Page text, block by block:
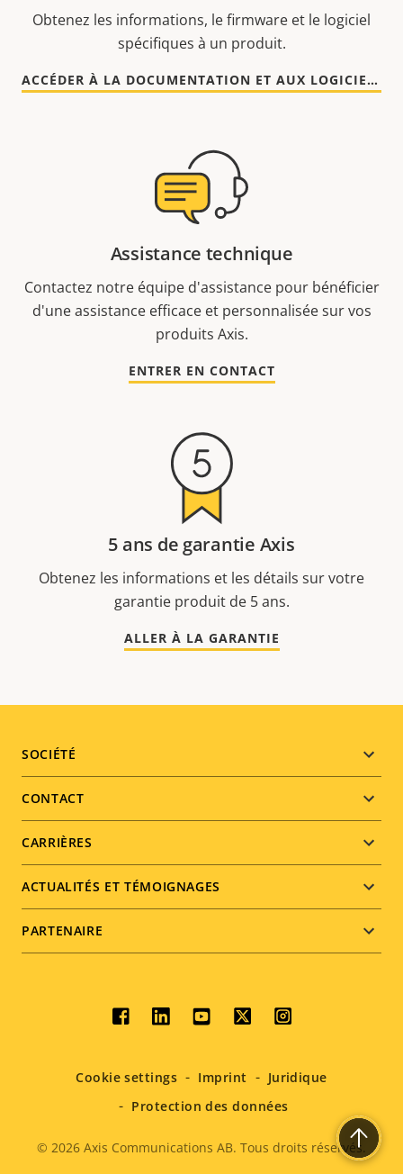
Obtenez les informations, le firmware et le logiciel
spécifiques à un produit.
ACCÉDER À LA DOCUMENTATION ET AUX LOGICIELS
Assistance technique
Contactez notre équipe d'assistance pour bénéficier
d'une assistance efficace et personnalisée sur vos
produits Axis.
ENTRER EN CONTACT
5 ans de garantie Axis
Obtenez les informations et les détails sur votre
garantie produit de 5 ans.
ALLER À LA GARANTIE
Footer
menu
SOCIÉTÉ
CONTACT
CARRIÈRES
ACTUALITÉS ET TÉMOIGNAGES
PARTENAIRE
Social
menu
Legal
© 2026 Axis Communications AB. Tous droits réservés.
Cookie settings Imprint
Juridique
Protection des données